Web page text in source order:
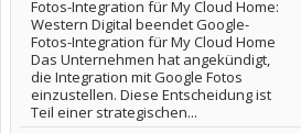
Fotos-Integration für My Cloud Home:
Western Digital beendet Google-
Fotos-Integration für My Cloud Home
Das Unternehmen hat angekündigt,
die Integration mit Google Fotos
einzustellen. Diese Entscheidung ist
Teil einer strategischen...